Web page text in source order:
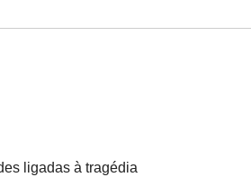
ligadas à tragédia